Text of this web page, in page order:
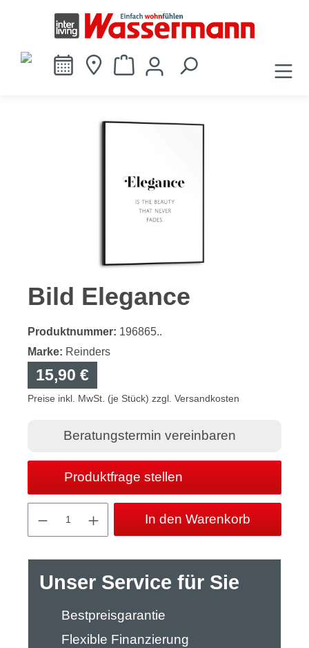
springen
Bildergalerie überspringen
Bild Elegance
Produktnummer: 196865..
Marke: Reinders
15,90 €
Preise inkl. MwSt. (je Stück) zzgl. Versandkosten
Beratungstermin vereinbaren
Produktfrage stellen
Produkt Anzahl: Gib den gewünschten
In den Warenkorb
Unser Service für Sie
Bestpreisgarantie
Flexible Finanzierung